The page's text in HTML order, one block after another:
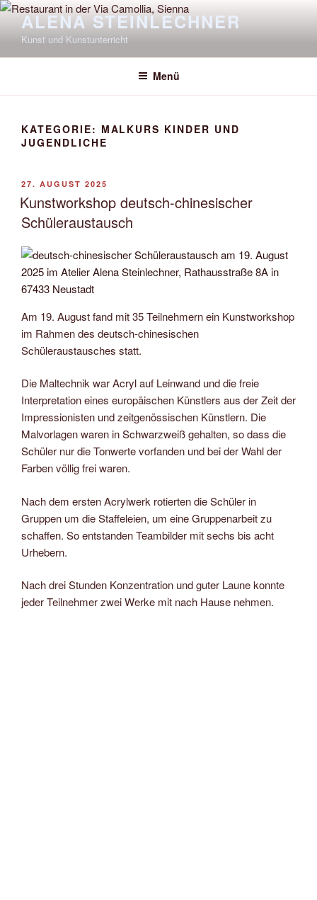
Zum
Inhalt
springen
ALENA STEINLECHNER
Kunst und Kunstunterricht
Menü
KATEGORIE: MALKURS KINDER UND
JUGENDLICHE
VERÖFFENTLICHT
AM
27. AUGUST 2025
Kunstworkshop deutsch-chinesischer
Schüleraustausch
Am 19. August fand mit 35 Teilnehmern ein Kunstworkshop
im Rahmen des deutsch-chinesischen
Schüleraustausches statt.
Die Maltechnik war Acryl auf Leinwand und die freie
Interpretation eines europäischen Künstlers aus der Zeit der
Impressionisten und zeitgenössischen Künstlern. Die
Malvorlagen waren in Schwarzweiß gehalten, so dass die
Schüler nur die Tonwerte vorfanden und bei der Wahl der
Farben völlig frei waren.
Nach dem ersten Acrylwerk rotierten die Schüler in
Gruppen um die Staffeleien, um eine Gruppenarbeit zu
schaffen. So entstanden Teambilder mit sechs bis acht
Urhebern.
Nach drei Stunden Konzentration und guter Laune konnte
jeder Teilnehmer zwei Werke mit nach Hause nehmen.